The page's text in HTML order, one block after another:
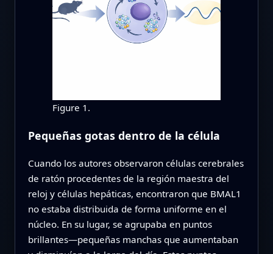
Figure 1.
Pequeñas gotas dentro de la célula
Cuando los autores observaron células cerebrales
de ratón procedentes de la región maestra del
reloj y células hepáticas, encontraron que BMAL1
no estaba distribuida de forma uniforme en el
núcleo. En su lugar, se agrupaba en puntos
brillantes—pequeñas manchas que aumentaban